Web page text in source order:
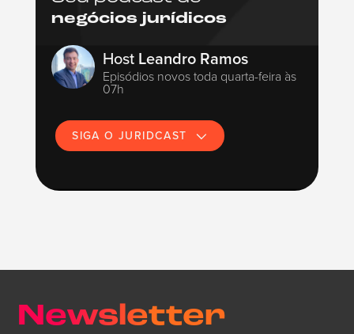
negócios jurídicos
Host Leandro Ramos
Episódios novos toda quarta-feira às
07h
SIGA O JURIDCAST
Newsletter